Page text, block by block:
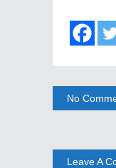
No
Leave A